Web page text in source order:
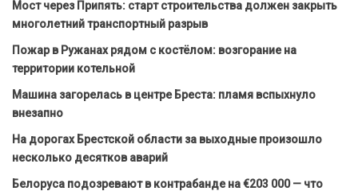
Мост через Припять: старт строительства должен закрыть
многолетний транспортный разрыв
Пожар в Ружанах рядом с костёлом: возгорание на
территории котельной
Машина загорелась в центре Бреста: пламя вспыхнуло
внезапно
На дорогах Брестской области за выходные произошло
несколько десятков аварий
Белоруса подозревают в контрабанде на €203 000 — что